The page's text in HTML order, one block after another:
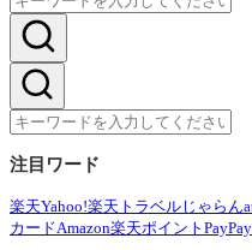
注目ワード
楽天Yahoo!楽天トラベル じゃらん
カードAmazon楽天ポイント